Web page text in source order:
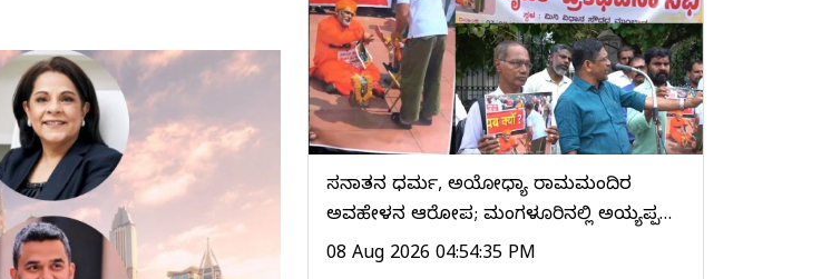
ಸನಾತನ ಧರ್ಮ, ಅಯೋಧ್ಯಾ ರಾಮಮಂದಿರ
ಅವಹೇಳನ ಆರೋಪ; ಮಂಗಳೂರಿನಲ್ಲಿ ಅಯ್ಯಪ್ಪ…
08 Aug 2026 04:54:35 PM